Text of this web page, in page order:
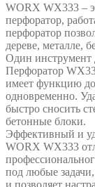
WORX WX333 –
перфоратор,
перфоратор
дереве, металле,
Один инструмент
Перфоратор
имеет функцию
одновременно.
быстро сносить
бетонные блоки.
Эффективный и
WORX WX333
под любые
и позволяет